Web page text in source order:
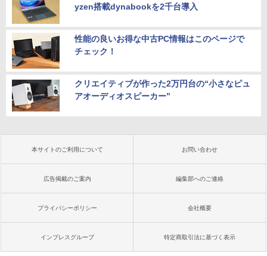
yzen搭載dynabookを2千台導入
性能の良いお得な中古PC情報はこのページで
チェック！
クリエイティブが作った2万円台の“小さなピュ
アオーディオスピーカー”
本サイトのご利用について お問い合わせ
広告掲載のご案内 編集部へのご連絡
プライバシーポリシー 会社概要
インプレスグループ 特定商取引法に基づく表示